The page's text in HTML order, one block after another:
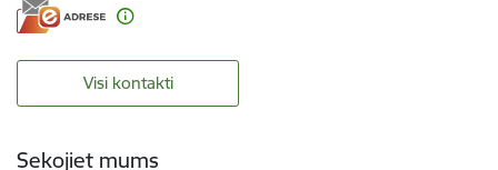
Visi kontakti
Sekojiet mums